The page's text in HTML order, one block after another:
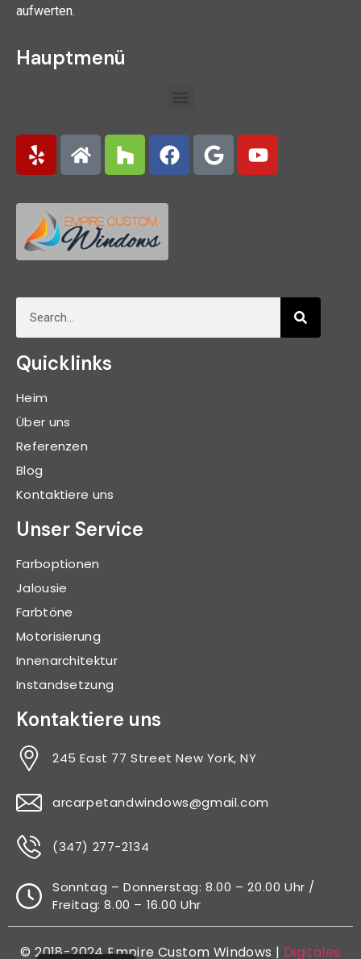
aufwerten.
Hauptmenü
Quicklinks
Heim
Über uns
Referenzen
Blog
Kontaktiere uns
Unser Service
Farboptionen
Jalousie
Farbtöne
Motorisierung
Innenarchitektur
Instandsetzung
Kontaktiere uns
245 East 77 Street New York, NY
arcarpetandwindows@gmail.com
(347) 277-2134
Sonntag – Donnerstag: 8.00 – 20.00 Uhr /
Freitag: 8.00 – 16.00 Uhr
© 2018-2024 Empire Custom Windows | Digitales